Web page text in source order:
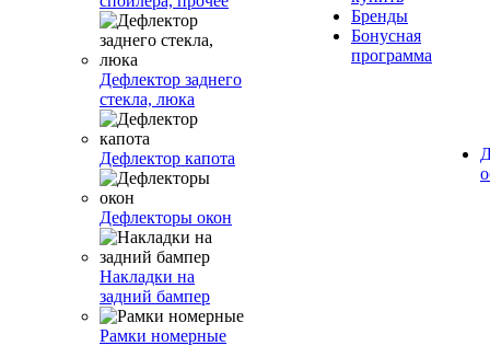
Дефлектор заднего
стекла, люка
Дефлектор капота
Дефлекторы окон
Накладки на
задний бампер
Рамки номерные
Бренды
Бонусная
программа